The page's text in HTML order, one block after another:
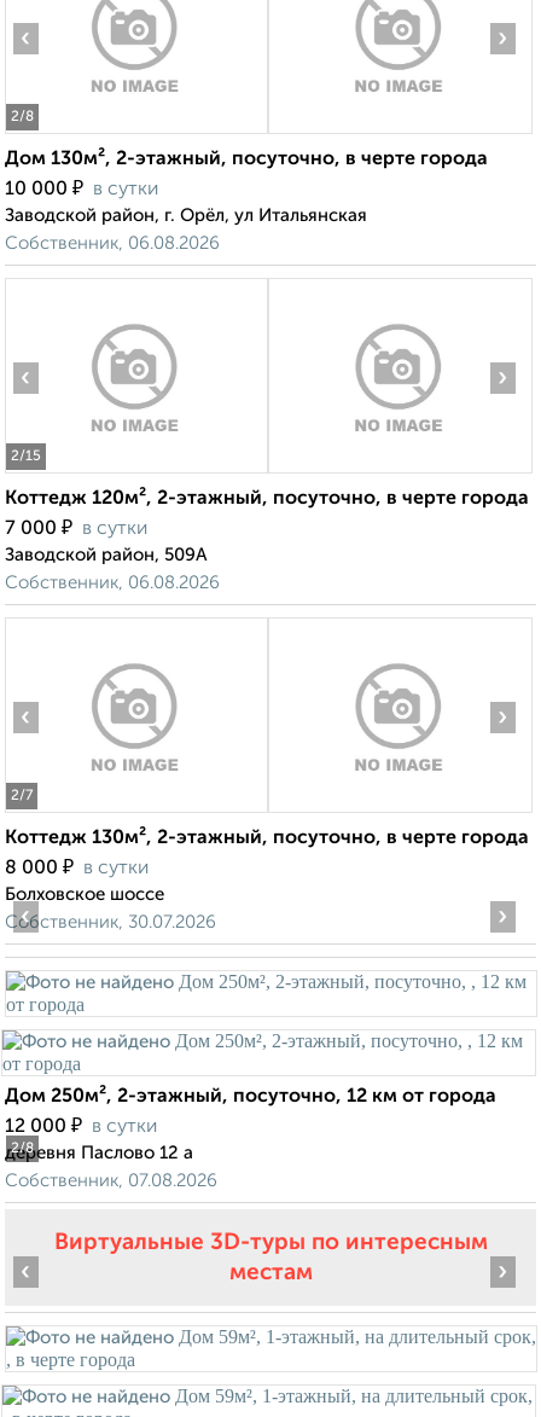
2/8
‹ ›
Дом 130м², 2-этажный, посуточно, в черте города
10 000 ₽ в сутки
Заводской район, г. Орёл, ул Итальянская
Собственник, 06.08.2026
2/15
‹ ›
Коттедж 120м², 2-этажный, посуточно, в черте города
7 000 ₽ в сутки
Заводской район, 509А
Собственник, 06.08.2026
2/7
‹ ›
Коттедж 130м², 2-этажный, посуточно, в черте города
8 000 ₽ в сутки
Болховское шоссе
Собственник, 30.07.2026
2/8
‹ ›
Дом 250м², 2-этажный, посуточно, 12 км от города
12 000 ₽ в сутки
деревня Паслово 12 а
Собственник, 07.08.2026
Виртуальные 3D-туры по интересным
местам
‹ ›